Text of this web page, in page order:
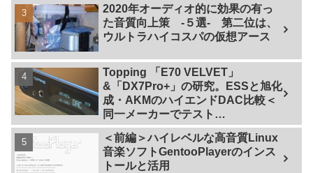
2020年オーディオ的に効果の有っ
た音質向上策 -５選- 第二位は、
ウルトラハイコスパの仮想アース
Topping 「E70 VELVET」
&「DX7Pro+」の研究。ESSと旭化
成・AKMのハイエンドDAC比較＜
同一メーカーでテスト
【ES9038PRO Vs AK4499EX】＞
＜前編＞ハイレベルな高音質Linux
音楽ソフトGentooPlayerのインス
トールと活用